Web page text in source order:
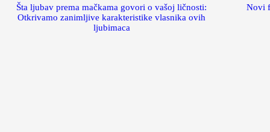
Šta ljubav prema mačkama govori o vašoj ličnosti:
Otkrivamo zanimljive karakteristike vlasnika ovih
ljubimaca
Novi